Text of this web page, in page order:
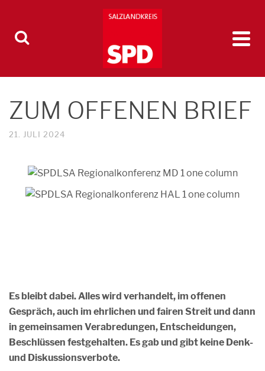
ZUM OFFENEN BRIEF
21. JULI 2024
Es bleibt dabei. Alles wird verhandelt, im offenen
Gespräch, auch im ehrlichen und fairen Streit und dann
in gemeinsamen Verabredungen, Entscheidungen,
Beschlüssen festgehalten. Es gab und gibt keine Denk-
und Diskussionsverbote.